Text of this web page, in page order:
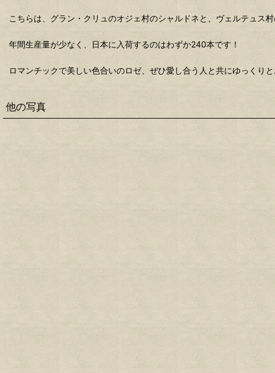
こちらは、グラン・クリュのオジェ村のシャルドネと、ヴェルテュス
年間生産量が少なく、日本に入荷するのはわずか240本です！
ロマンチックで美しい色合いのロゼ、ぜひ愛し合う人と共にゆっくりと
他の写真